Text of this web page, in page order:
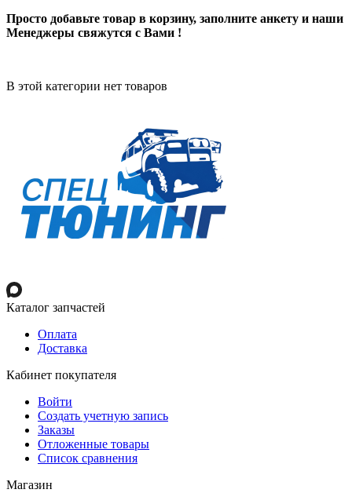
Просто добавьте товар в корзину, заполните анкету и наши
Менеджеры свяжутся с Вами !
В этой категории нет товаров
Каталог запчастей
Оплата
Доставка
Кабинет покупателя
Войти
Создать учетную запись
Заказы
Отложенные товары
Список сравнения
Магазин